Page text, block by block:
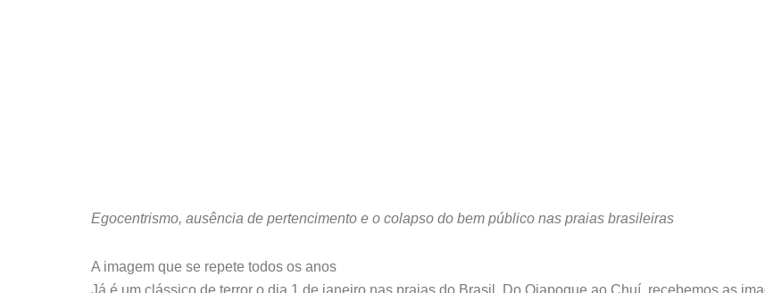
Egocentrismo, ausência de pertencimento e o colapso do bem público nas praias brasileiras
A imagem que se repete todos os anos
Já é um clássico de terror o dia 1 de janeiro nas praias do Brasil. Do Oiapoque ao Chuí, recebemos as